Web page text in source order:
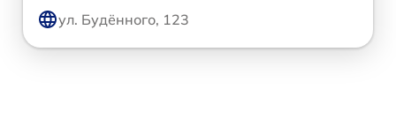
ул. Будённого, 123